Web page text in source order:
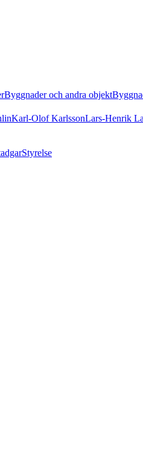
Byggnader och andra objekt
Karl-Olof KarlssonLars-Henrik
Styrelse